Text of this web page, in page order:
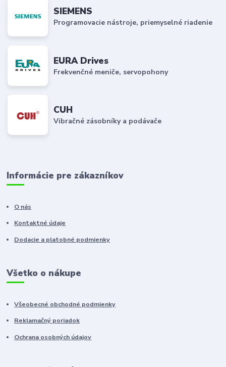
SIEMENS
Programovacie nástroje, priemyselné riadenie
EURA Drives
Frekvenčné meniče, servopohony
CUH
Vibračné zásobníky a podávače
Informácie pre zákazníkov
O nás
Kontaktné údaje
Dodacie a platobné podmienky
Všetko o nákupe
Všeobecné obchodné podmienky
Reklamačný poriadok
Ochrana osobných údajov